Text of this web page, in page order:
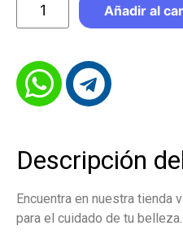
Añadir al
Descripción
Encuentra en nuestra tienda
para el cuidado de tu